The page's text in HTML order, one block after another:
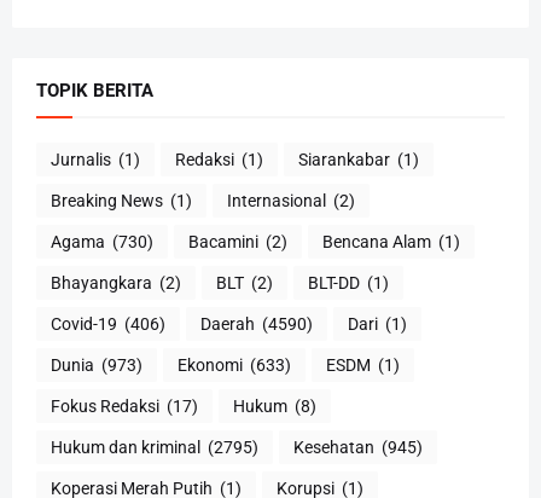
TOPIK BERITA
Jurnalis (1) Redaksi (1) Siarankabar (1)
Breaking News (1) Internasional (2)
Agama (730) Bacamini (2) Bencana Alam (1)
Bhayangkara (2) BLT (2) BLT-DD (1)
Covid-19 (406) Daerah (4590) Dari (1)
Dunia (973) Ekonomi (633) ESDM (1)
Fokus Redaksi (17) Hukum (8)
Hukum dan kriminal (2795) Kesehatan (945)
Koperasi Merah Putih (1) Korupsi (1)